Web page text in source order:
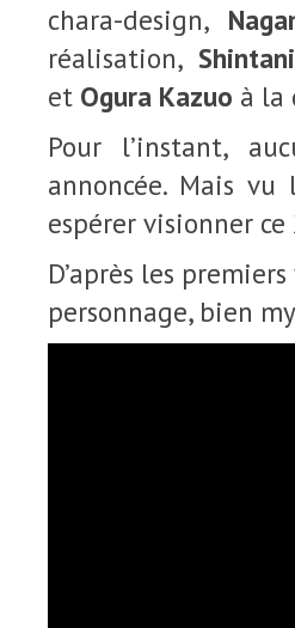
chara-design,
réalisation,
et Ogura Kazuo à la
Pour l’instant,
annoncée. Mais
espérer visionner
D’après les
personnage, bien